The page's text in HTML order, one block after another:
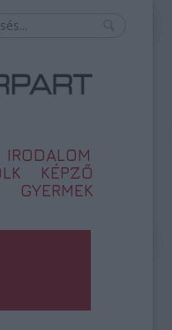
IRODALOM
KÉPZŐ
GYERMEK